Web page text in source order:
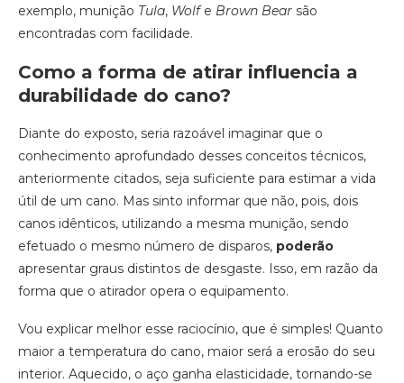
exemplo, munição Tula, Wolfe Brown Bear são
encontradas com facilidade.
Como a forma de atirar influencia a
durabilidade do cano?
Diante do exposto, seria razoável imaginar que o
conhecimento aprofundado desses conceitos técnicos,
anteriormente citados, seja suficiente para estimar a vida
útil de um cano. Mas sinto informar que não, pois, dois
canos idênticos, utilizando a mesma munição, sendo
efetuado o mesmo número de disparos, poderão
apresentar graus distintos de desgaste. Isso, em razão da
forma que o atirador opera o equipamento.
Vou explicar melhor esse raciocínio, que é simples! Quanto
maior a temperatura do cano, maior será a erosão do seu
interior. Aquecido, o aço ganha elasticidade, tornando-se